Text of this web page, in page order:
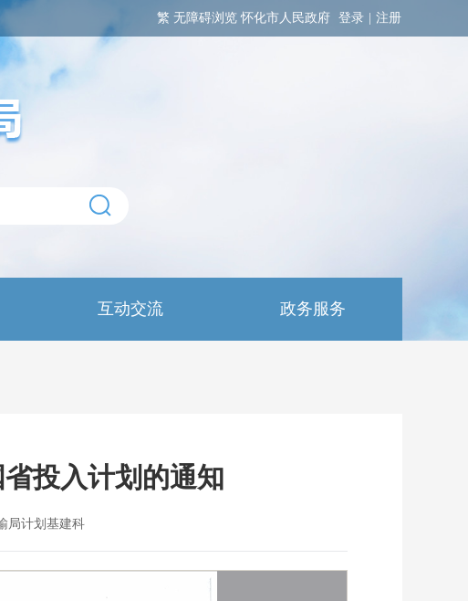
繁 无障碍浏览 怀化市人民政府 登录 注册
互动交流 政务服务
投入计划的通知
局计划基建科